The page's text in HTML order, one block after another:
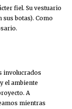
fiel. Su vestuario
sus botas). Como
involucrados
el ambiente
A
mientras